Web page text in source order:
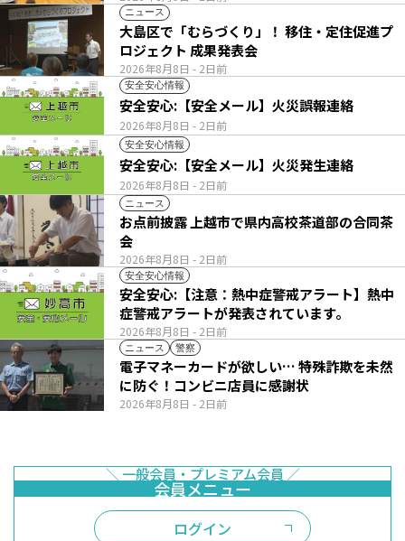
ニュース
2026年8月8日 - 2日前
大島区で「むらづくり」！ 移住・定住促進プ
ロジェクト 成果発表会
安全安心情報
2026年8月8日 - 2日前
安全安心:【安全メール】火災誤報連絡
安全安心情報
2026年8月8日 - 2日前
安全安心:【安全メール】火災発生連絡
ニュース
2026年8月8日 - 2日前
お点前披露 上越市で県内高校茶道部の合同茶
会
安全安心情報
2026年8月8日 - 2日前
安全安心:【注意：熱中症警戒アラート】熱中
症警戒アラートが発表されています。
ニュース 警察
2026年8月8日 - 2日前
電子マネーカードが欲しい… 特殊詐欺を未然
に防ぐ！コンビニ店員に感謝状
ログイン